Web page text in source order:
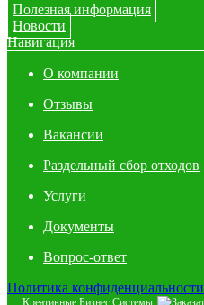
Полезная информация
Новости
Навигация
О компании
Отзывы
Вакансии
Раздельный сбор отходов
Услуги
Документы
Вопрос-ответ
Политика конфиденциальности
Креативные Бизнес Системы